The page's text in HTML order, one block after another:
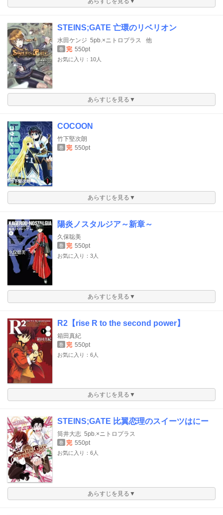
STEINS;GATE 亡環のリベリオン
水田ケンジ 5pb.×ニトロプラス 他
巻 完 550pt
お気に入り：10人
あらすじを見る▼
COCOON
竹下堅次朗
巻 完 550pt
あらすじを見る▼
陽炎ノスタルジア～新章～
久保聡美
巻 完 550pt
お気に入り：3人
あらすじを見る▼
R2【rise R to the second power】
箱田真紀
巻 完 550pt
お気に入り：6人
あらすじを見る▼
STEINS;GATE 比翼恋理のスイーツはにー
筒井大志 5pb.×ニトロプラス
巻 完 550pt
お気に入り：6人
あらすじを見る▼